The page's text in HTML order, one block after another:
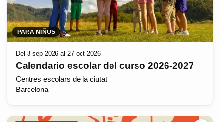
PARA NIÑOS
Del 8 sep 2026 al 27 oct 2026
Calendario escolar del curso 2026-2027
Centres escolars de la ciutat
Barcelona